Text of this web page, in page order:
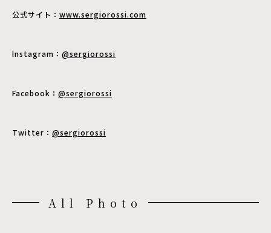
公式サイト： www.sergiorossi.com
Instagram： @sergiorossi
Facebook： @sergiorossi
Twitter： @sergiorossi
All Photo